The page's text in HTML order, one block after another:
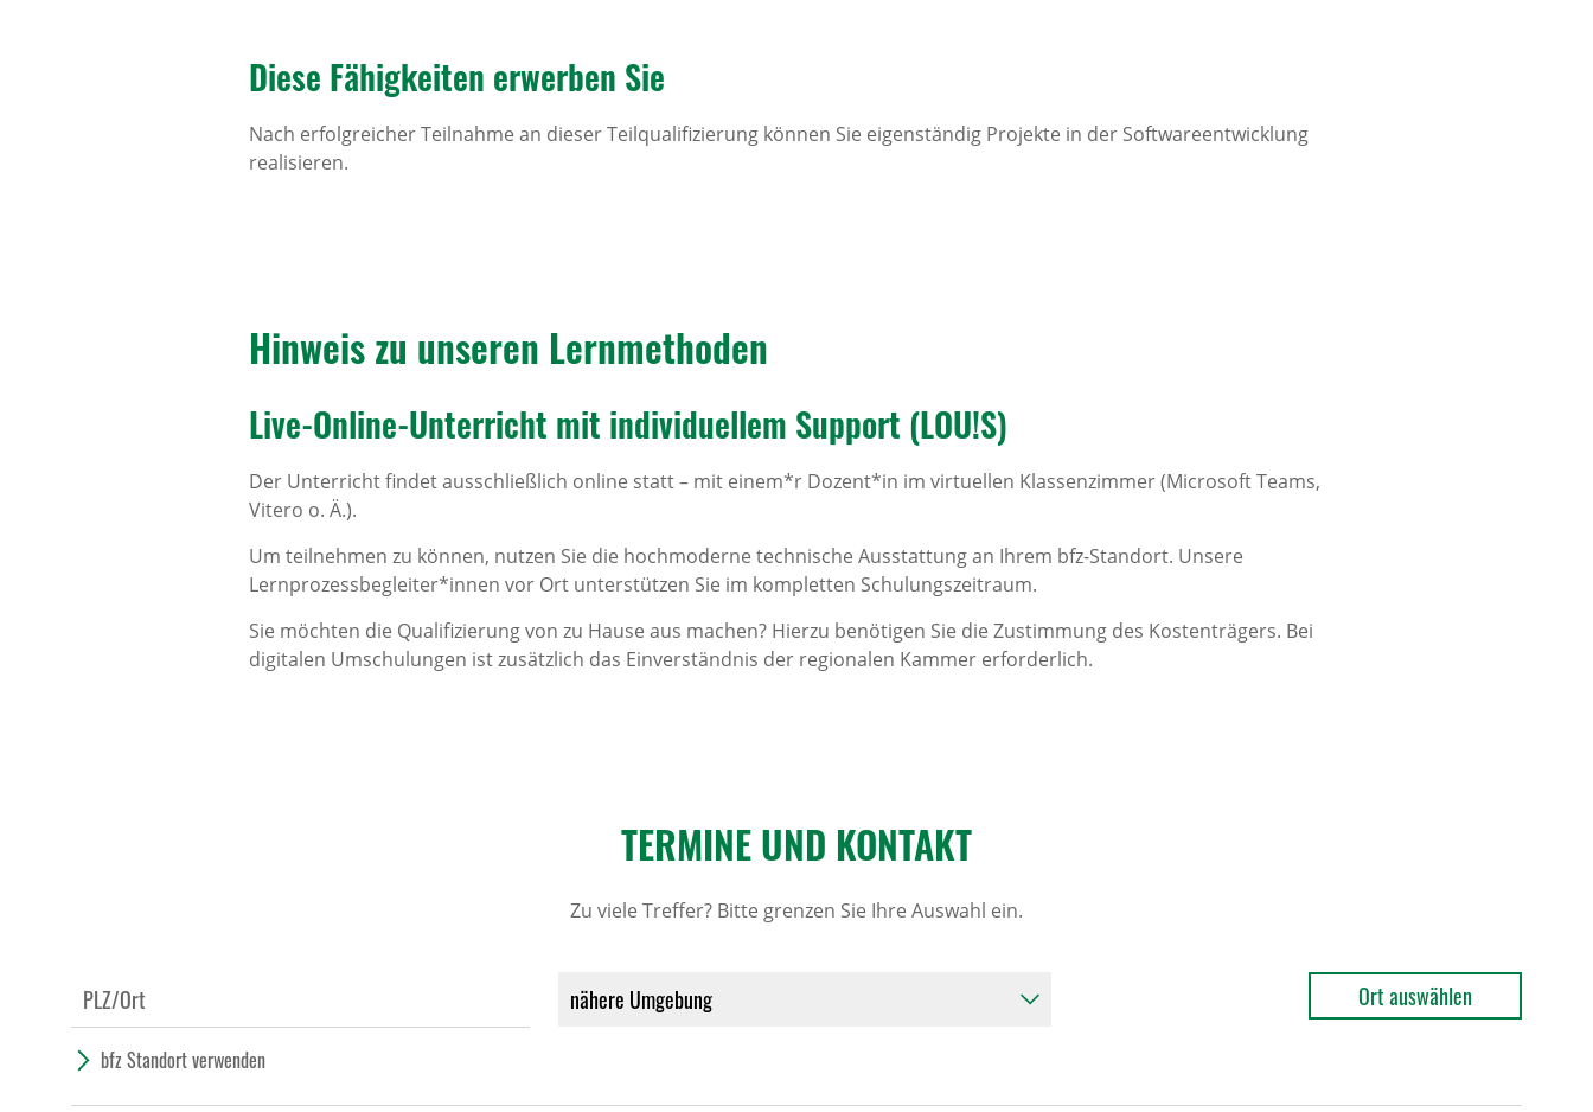
Diese Fähig­keiten erwerben Sie
Nach erfolgreicher Teilnahme an dieser Teilqualifizierung können Sie eigenständig Projekte in der Softwareentwicklung
realisieren.
Hinweis zu unseren Lern­me­thoden
Live-Online-Unter­richt mit indi­vi­du­ellem Support (LOU!S)
Der Unterricht findet ausschließlich online statt – mit einem*r Dozent*in im virtuellen Klassenzimmer (Microsoft Teams,
Vitero o. Ä.).
Um teilnehmen zu können, nutzen Sie die hochmoderne technische Ausstattung an Ihrem bfz-Standort. Unsere
Lernprozessbegleiter*innen vor Ort unterstützen Sie im kompletten Schulungszeitraum.
Sie möchten die Qualifizierung von zu Hause aus machen? Hierzu benötigen Sie die Zustimmung des Kostenträgers. Bei
digitalen Umschulungen ist zusätzlich das Einverständnis der regionalen Kammer erforderlich.
TERMINE UND KONTAKT
Zu viele Treffer? Bitte grenzen Sie Ihre Auswahl ein.
bfz Standort verwenden